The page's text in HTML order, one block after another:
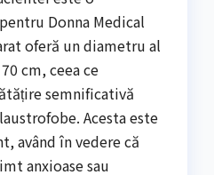
Donna Medical
oferă un diametru al
cm, ceea ce
semnificativă
Acesta este
având în vedere că
anxioase sau